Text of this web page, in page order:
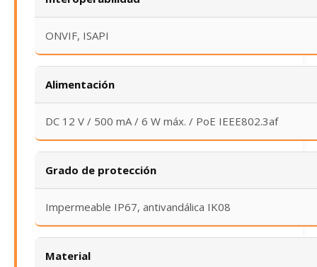
ONVIF, ISAPI
Alimentación
DC 12 V / 500 mA / 6 W máx. / PoE IEEE802.3af
Grado de protección
Impermeable IP67, antivandálica IK08
Material